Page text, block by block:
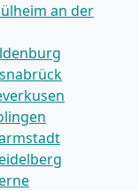
an der